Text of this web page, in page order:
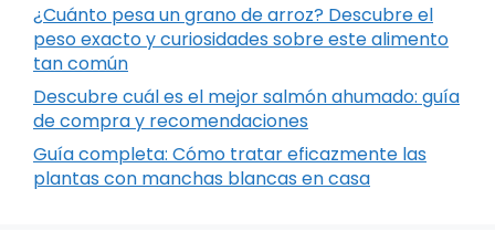
¿Cuánto pesa un grano de arroz? Descubre el
peso exacto y curiosidades sobre este alimento
tan común
Descubre cuál es el mejor salmón ahumado: guía
de compra y recomendaciones
Guía completa: Cómo tratar eficazmente las
plantas con manchas blancas en casa